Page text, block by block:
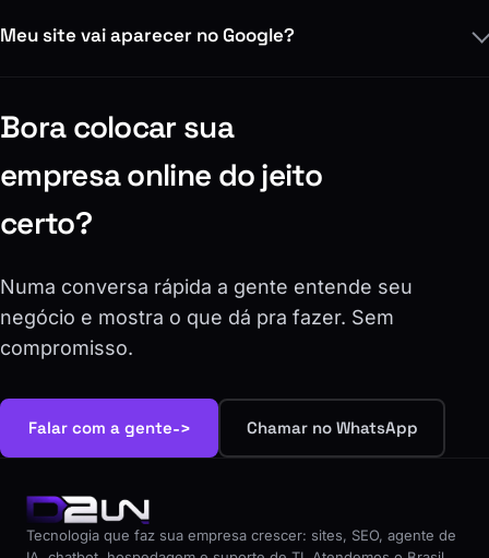
Meu site vai aparecer no Google?
Bora colocar sua
empresa online do jeito
certo?
Numa conversa rápida a gente entende seu
negócio e mostra o que dá pra fazer. Sem
compromisso.
Falar com a gente-> Chamar no WhatsApp
Tecnologia que faz sua empresa crescer: sites, SEO, agente de